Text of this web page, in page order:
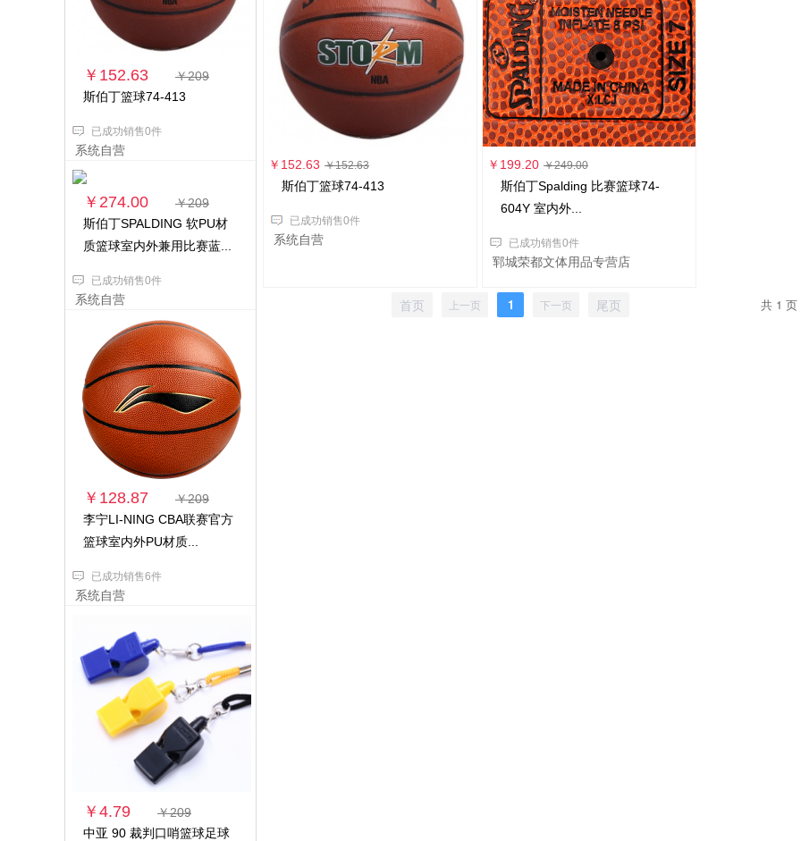
￥152.63
￥209
斯伯丁篮球74-413
已成功销售0件
系统自营
￥274.00
￥209
斯伯丁SPALDING 软PU材
质篮球室内外兼用比赛蓝...
已成功销售0件
系统自营
￥128.87
￥209
李宁LI-NING CBA联赛官方
篮球室内外PU材质...
已成功销售6件
系统自营
￥4.79
￥209
中亚 90 裁判口哨篮球足球
￥152.63 ￥152.63
斯伯丁篮球74-413
已成功销售0件
系统自营
￥199.20 ￥249.00
斯伯丁Spalding 比赛篮球74-
604Y 室内外...
已成功销售0件
郓城荣都文体用品专营店
首页 上一页 1 下一页 尾页 共 1 页